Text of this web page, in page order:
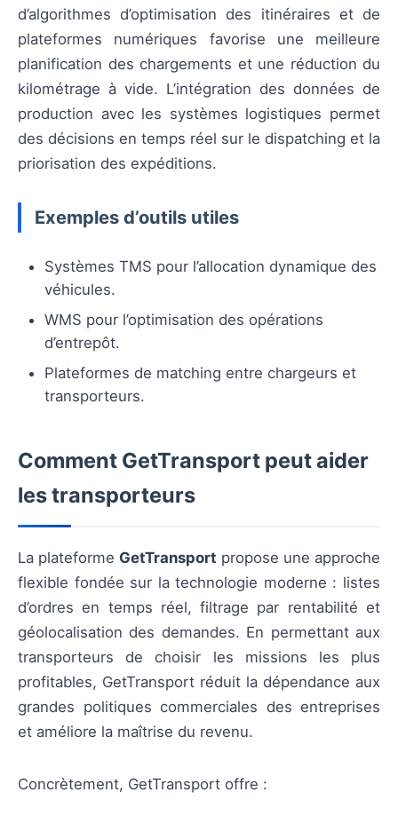
d’algorithmes d’optimisation des itinéraires et de
plateformes numériques favorise une meilleure
planification des chargements et une réduction du
kilométrage à vide. L’intégration des données de
production avec les systèmes logistiques permet
des décisions en temps réel sur le dispatching et la
priorisation des expéditions.
Exemples d’outils utiles
Systèmes TMS pour l’allocation dynamique des
véhicules.
WMS pour l’optimisation des opérations
d’entrepôt.
Plateformes de matching entre chargeurs et
transporteurs.
Comment GetTransport peut aider
les transporteurs
La plateforme GetTransport propose une approche
flexible fondée sur la technologie moderne : listes
d’ordres en temps réel, filtrage par rentabilité et
géolocalisation des demandes. En permettant aux
transporteurs de choisir les missions les plus
profitables, GetTransport réduit la dépendance aux
grandes politiques commerciales des entreprises
et améliore la maîtrise du revenu.
Concrètement, GetTransport offre :